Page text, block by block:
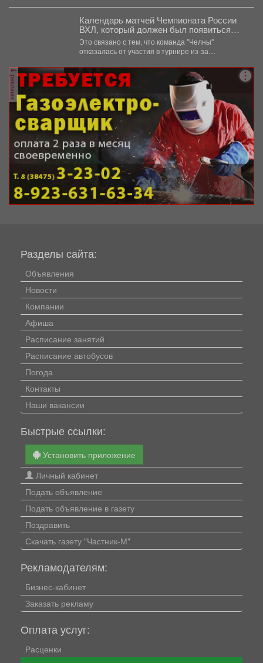
Календарь матчей Чемпионата России
ВХЛ, который должен был появиться
сегодня, опубликуют позднее.
Это связано с тем, что команда "Челны"
отказалась от участия в турнире из-за
реклама
Разделы сайта:
Объявления
Новости
Компании
Афиша
Расписание занятий
Расписание автобусов
Погода
Контакты
Наши вакансии
Быстрые ссылки:
Установить приложение
Личный кабинет
Подать объявление
Подать объявление в газету
Поздравить
Скачать газету "Частник-М"
Рекламодателям:
Бизнес-кабинет
Заказать рекламу
Оплата услуг:
Расценки